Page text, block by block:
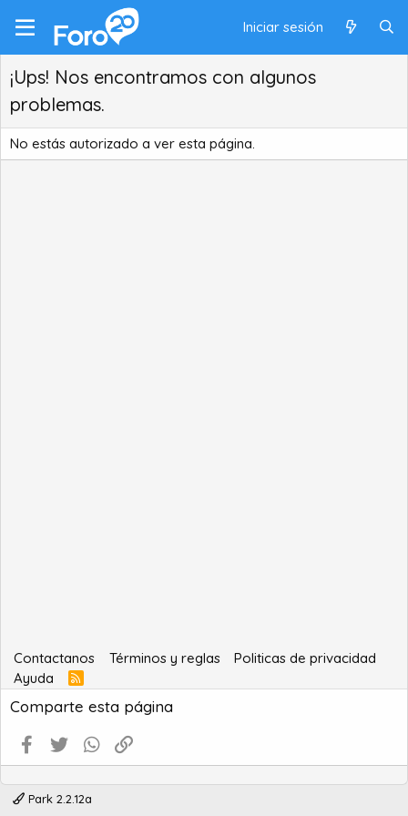
Iniciar sesión
¡Ups! Nos encontramos con algunos
problemas.
No estás autorizado a ver esta página.
Contactanos Términos y reglas
Politicas de privacidad
Ayuda
R
S
S
Comparte esta página
Facebook
Twitter WhatsApp
Park 2.2.12a